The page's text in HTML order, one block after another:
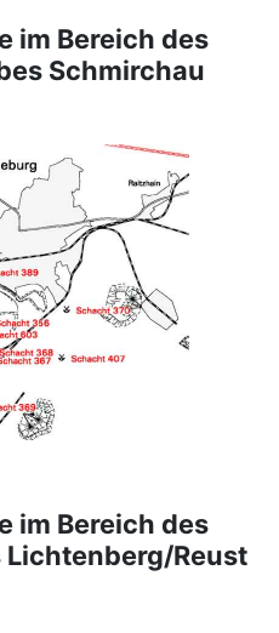
im Bereich des
Schmirchau
im Bereich des
Reust